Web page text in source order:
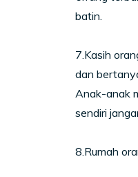
batin.
7.Kasih
dan
Anak-anak
sendiri
8.Rumah